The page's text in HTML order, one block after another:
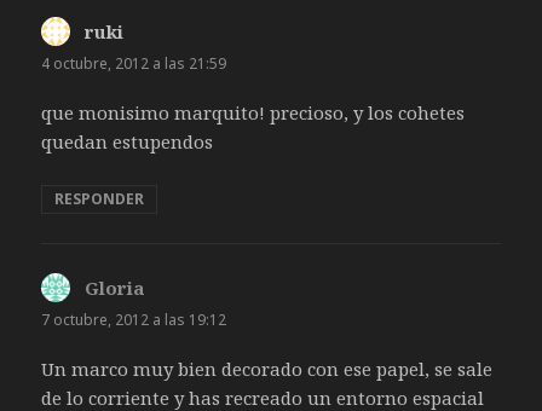
ruki
4 octubre, 2012 a las 21:59
que monisimo marquito! precioso, y los cohetes
quedan estupendos
RESPONDER
Gloria
7 octubre, 2012 a las 19:12
Un marco muy bien decorado con ese papel, se sale
de lo corriente y has recreado un entorno espacial